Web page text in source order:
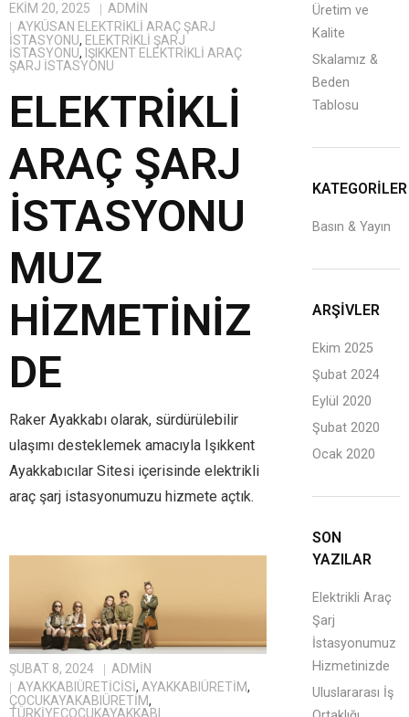
EKIM 20, 2025
ADMIN
AYKÜSAN ELEKTRIKLI ARAÇ ŞARJ
İSTASYONU, ELEKTRIKLI ŞARJ
İSTASYONU, IŞIKKENT ELEKTRIKLI ARAÇ
ŞARJ İSTASYONU
ELEKTRIKLI
ARAÇ ŞARJ
İSTASYONU
MUZ
HIZMETINIZ
DE
Raker Ayakkabı olarak, sürdürülebilir
ulaşımı desteklemek amacıyla Işıkkent
Ayakkabıcılar Sitesi içerisinde elektrikli
araç şarj istasyonumuzu hizmete açtık.
ŞUBAT 8, 2024
ADMIN
AYAKKABIÜRETICISI, AYAKKABIÜRETIM,
ÇOCUKAYAKABIÜRETIM,
TÜRKIYEÇOCUKAYAKKABI
Üretim ve
Kalite
Skalamız &
Beden
Tablosu
KATEGORILER
Basın & Yayın
ARŞIVLER
Ekim 2025
Şubat 2024
Eylül 2020
Şubat 2020
Ocak 2020
SON
YAZILAR
Elektrikli Araç
Şarj
İstasyonumuz
Hizmetinizde
Uluslararası İş